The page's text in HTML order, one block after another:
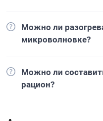
Можно ли
микроволновке?
Можно ли
рацион?